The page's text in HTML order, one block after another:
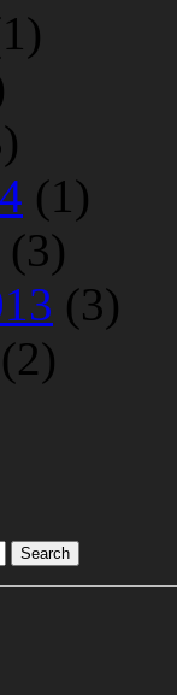
(1)
(3)
(3)
(2)